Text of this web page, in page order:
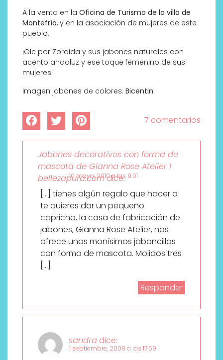
A la venta en la Oficina de Turismo de la villa de
Montefrío, y en la asociación de mujeres de este
pueblo.
¡Ole por Zoraida y sus jabones naturales con
acento andaluz y ese toque femenino de sus
mujeres!
Imagen jabones de colores: Bicentin.
7 comentarios
Jabones decorativos con forma de
mascota de Gianna Rose Atelier |
bellezapura.comdice:
10 mayo, 2010 a las 9:01
[…] tienes algún regalo que hacer o
te quieres dar un pequeño
capricho, la casa de fabricación de
jabones, Gianna Rose Atelier, nos
ofrece unos monísimos jaboncillos
con forma de mascota. Molidos tres
[…]
Responder
sandra dice:
1 septiembre, 2009 a las 17:59